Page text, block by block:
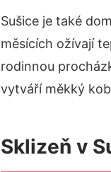
Sušice je také
měsících ožívají
rodinnou
vytváří měkký
Sklizeň v